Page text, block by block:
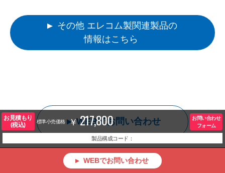
WEBでお問い合わせ
その他 エレコム製関連製品の
情報はこちら
WEBでお問い合わせ
お見積もり
(税込)
標準小売価格 217,800
製品構成コード：
お問い合わせ
フォーム